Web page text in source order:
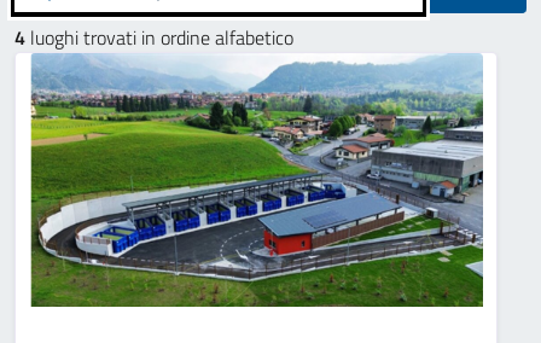
4 luoghi trovati in ordine alfabetico